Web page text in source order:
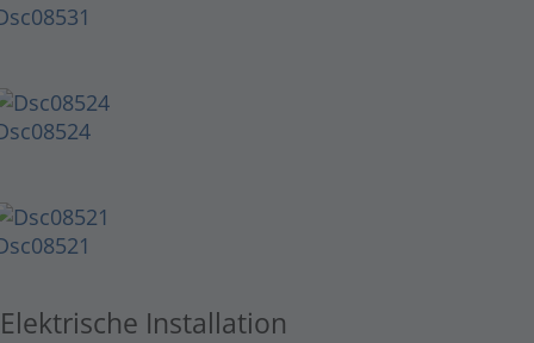
Elektrische Installation